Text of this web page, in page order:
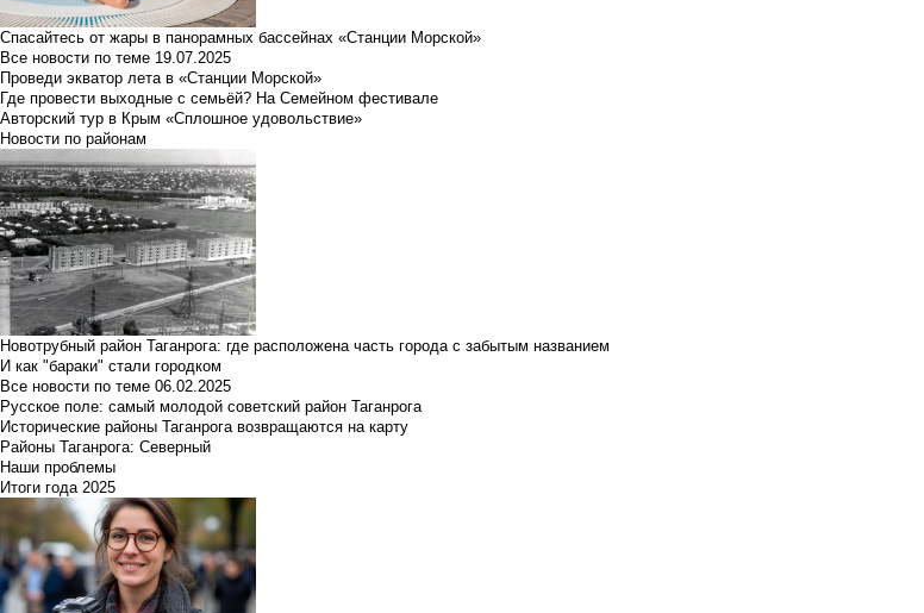
Спасайтесь от жары в панорамных бассейнах «Станции Морской»
Все новости по теме 19.07.2025
Проведи экватор лета в «Станции Морской»
Где провести выходные с семьёй? На Семейном фестивале
Авторский тур в Крым «Сплошное удовольствие»
Новости по районам
Новотрубный район Таганрога: где расположена часть города с забытым названием
И как "бараки" стали городком
Все новости по теме 06.02.2025
Русское поле: самый молодой советский район Таганрога
Исторические районы Таганрога возвращаются на карту
Районы Таганрога: Северный
Наши проблемы
Итоги года 2025